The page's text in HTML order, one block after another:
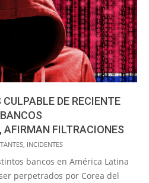
DE RECIENTE
FILTRACIONES
INCIDENTES
bancos en América Latina
perpetrados por Corea del